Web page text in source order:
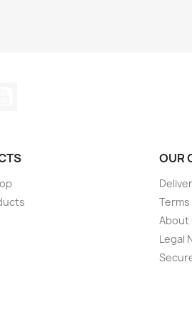
OUR
About
Legal